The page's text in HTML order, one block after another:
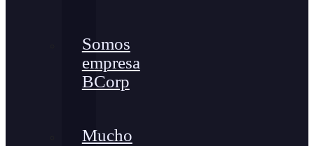
Somos
empresa
BCorp
Mucho